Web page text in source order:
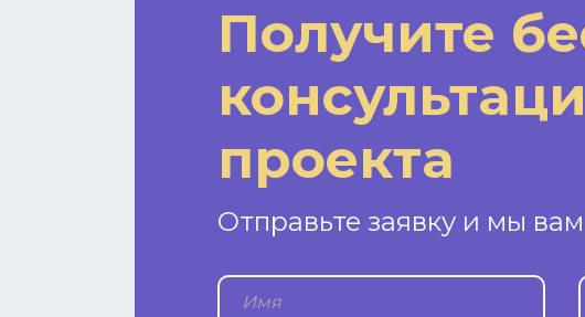
Получите
проекта
Отправьте заявку и мы